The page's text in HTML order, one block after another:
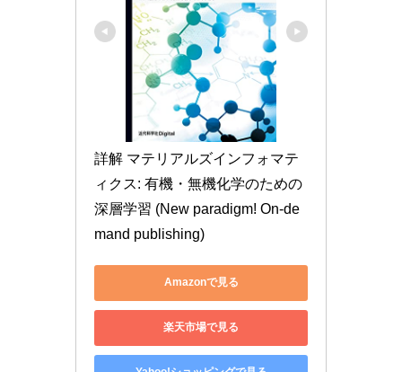
詳解 マテリアルズインフォマテ
ィクス: 有機・無機化学のための
深層学習 (New paradigm! On-de
mand publishing)
Amazonで見る
楽天市場で見る